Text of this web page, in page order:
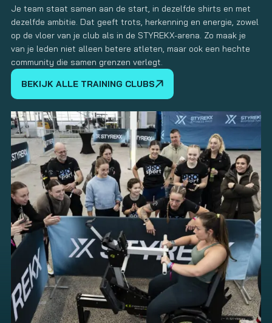
Je team staat samen aan de start, in dezelfde shirts en met
dezelfde ambitie. Dat geeft trots, herkenning en energie, zowel
op de vloer van je club als in de STYREKX-arena. Zo maak je
van je leden niet alleen betere atleten, maar ook een hechte
community die samen grenzen verlegt.
BEKIJK ALLE TRAINING CLUBS